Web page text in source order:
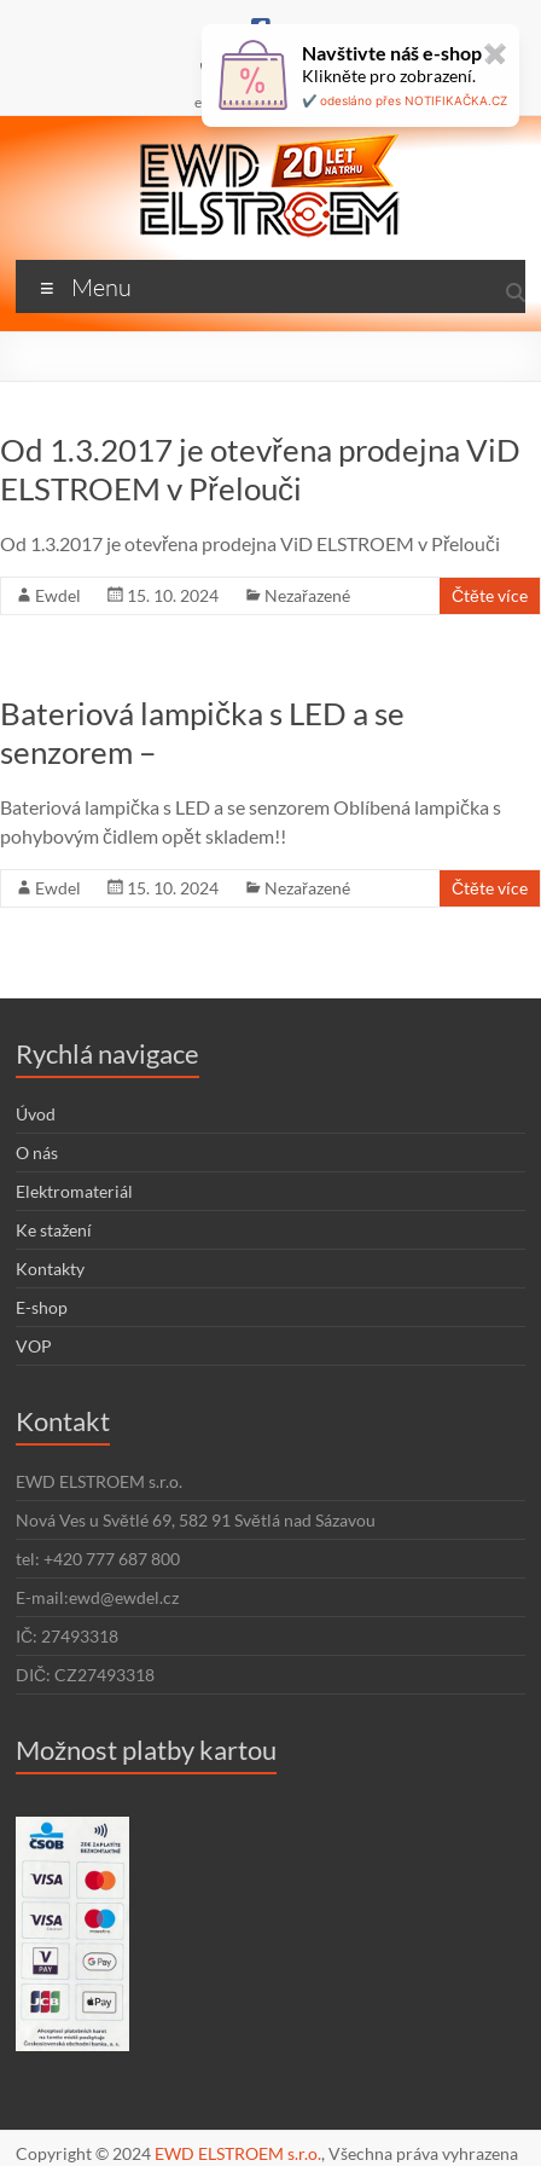
+420 777 687 800
ewd@ewdel.cz
🇬🇧
ewdel.cz
…
Menu
Od 1.3.2017 je otevřena prodejna ViD
ELSTROEM v Přelouči
Od 1.3.2017 je otevřena prodejna ViD ELSTROEM v Přelouči
Ewdel 15. 10. 2024 Nezařazené Čtěte více
Bateriová lampička s LED a se
senzorem –
Bateriová lampička s LED a se senzorem Oblíbená lampička s
pohybovým čidlem opět skladem!!
Ewdel 15. 10. 2024 Nezařazené Čtěte více
Rychlá navigace
Úvod
O nás
Elektromateriál
Ke stažení
Kontakty
E-shop
VOP
Kontakt
EWD ELSTROEM s.r.o.
Nová Ves u Světlé 69, 582 91 Světlá nad Sázavou
tel: +420 777 687 800
E-mail:ewd@ewdel.cz
IČ: 27493318
DIČ: CZ27493318
Možnost platby kartou
Copyright © 2024 EWD ELSTROEM s.r.o., Všechna práva vyhrazena
Navštivte náš e-shop✖
Klikněte pro zobrazení.
✔️ odesláno přes NOTIFIKAČKA.CZ